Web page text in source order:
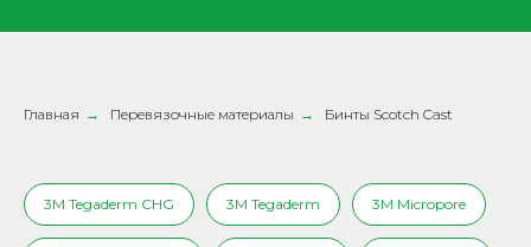
Главная → Перевязочные материалы → Бинты Scotch Cast
3M Tegaderm CHG 3M Tegaderm 3M Micropore